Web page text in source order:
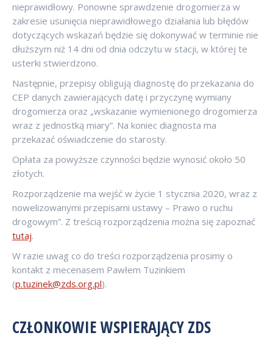
nieprawidłowy. Ponowne sprawdzenie drogomierza w
zakresie usunięcia nieprawidłowego działania lub błędów
dotyczących wskazań będzie się dokonywać w terminie nie
dłuższym niż 14 dni od dnia odczytu w stacji, w której te
usterki stwierdzono.
Następnie, przepisy obligują diagnostę do przekazania do
CEP danych zawierających datę i przyczynę wymiany
drogomierza oraz „wskazanie wymienionego drogomierza
wraz z jednostką miary”. Na koniec diagnosta ma
przekazać oświadczenie do starosty.
Opłata za powyższe czynności będzie wynosić około 50
złotych.
Rozporządzenie ma wejść w życie 1 stycznia 2020, wraz z
nowelizowanymi przepisami ustawy – Prawo o ruchu
drogowym”. Z treścią rozporządzenia można się zapoznać
tutaj.
W razie uwag co do treści rozporządzenia prosimy o
kontakt z mecenasem Pawłem Tuzinkiem
(p.tuzinek@zds.org.pl).
CZŁONKOWIE WSPIERAJĄCY ZDS